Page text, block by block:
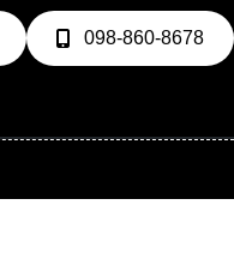
098-860-8678